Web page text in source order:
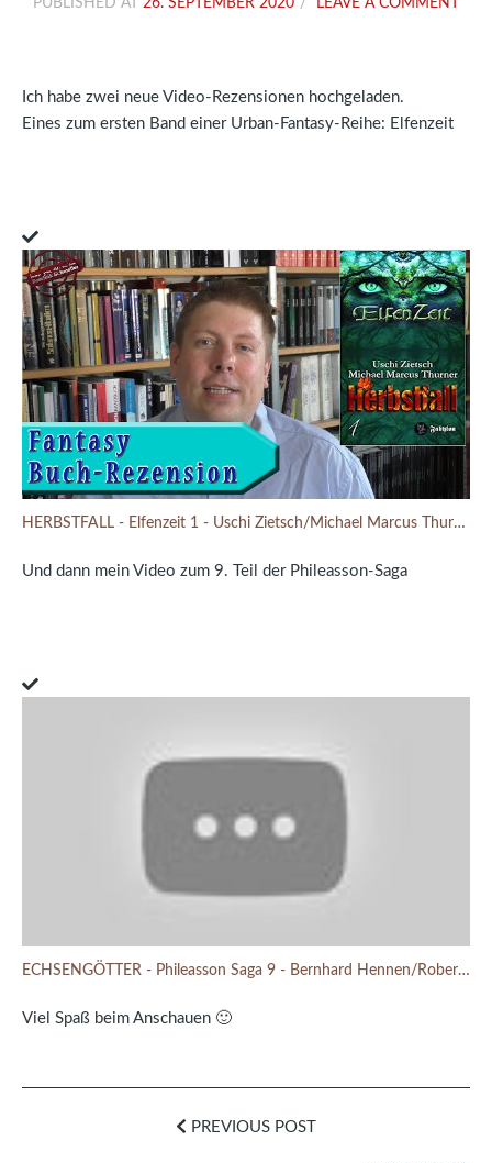
Ich habe zwei neue Video-Rezensionen hochgeladen.
Eines zum ersten Band einer Urban-Fantasy-Reihe: Elfenzeit
HERBSTFALL - Elfenzeit 1 - Uschi Zietsch/Michael Marcus Thurner - Urban-Fantasy
Und dann mein Video zum 9. Teil der Phileasson-Saga
ECHSENGÖTTER - Phileasson Saga 9 - Bernhard Hennen/Robert Corvus - Fantasy
Viel Spaß beim Anschauen 🙂
PREVIOUS POST